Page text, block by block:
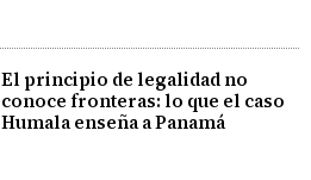
El principio de legalidad no
conoce fronteras: lo que el caso
Humala enseña a Panamá